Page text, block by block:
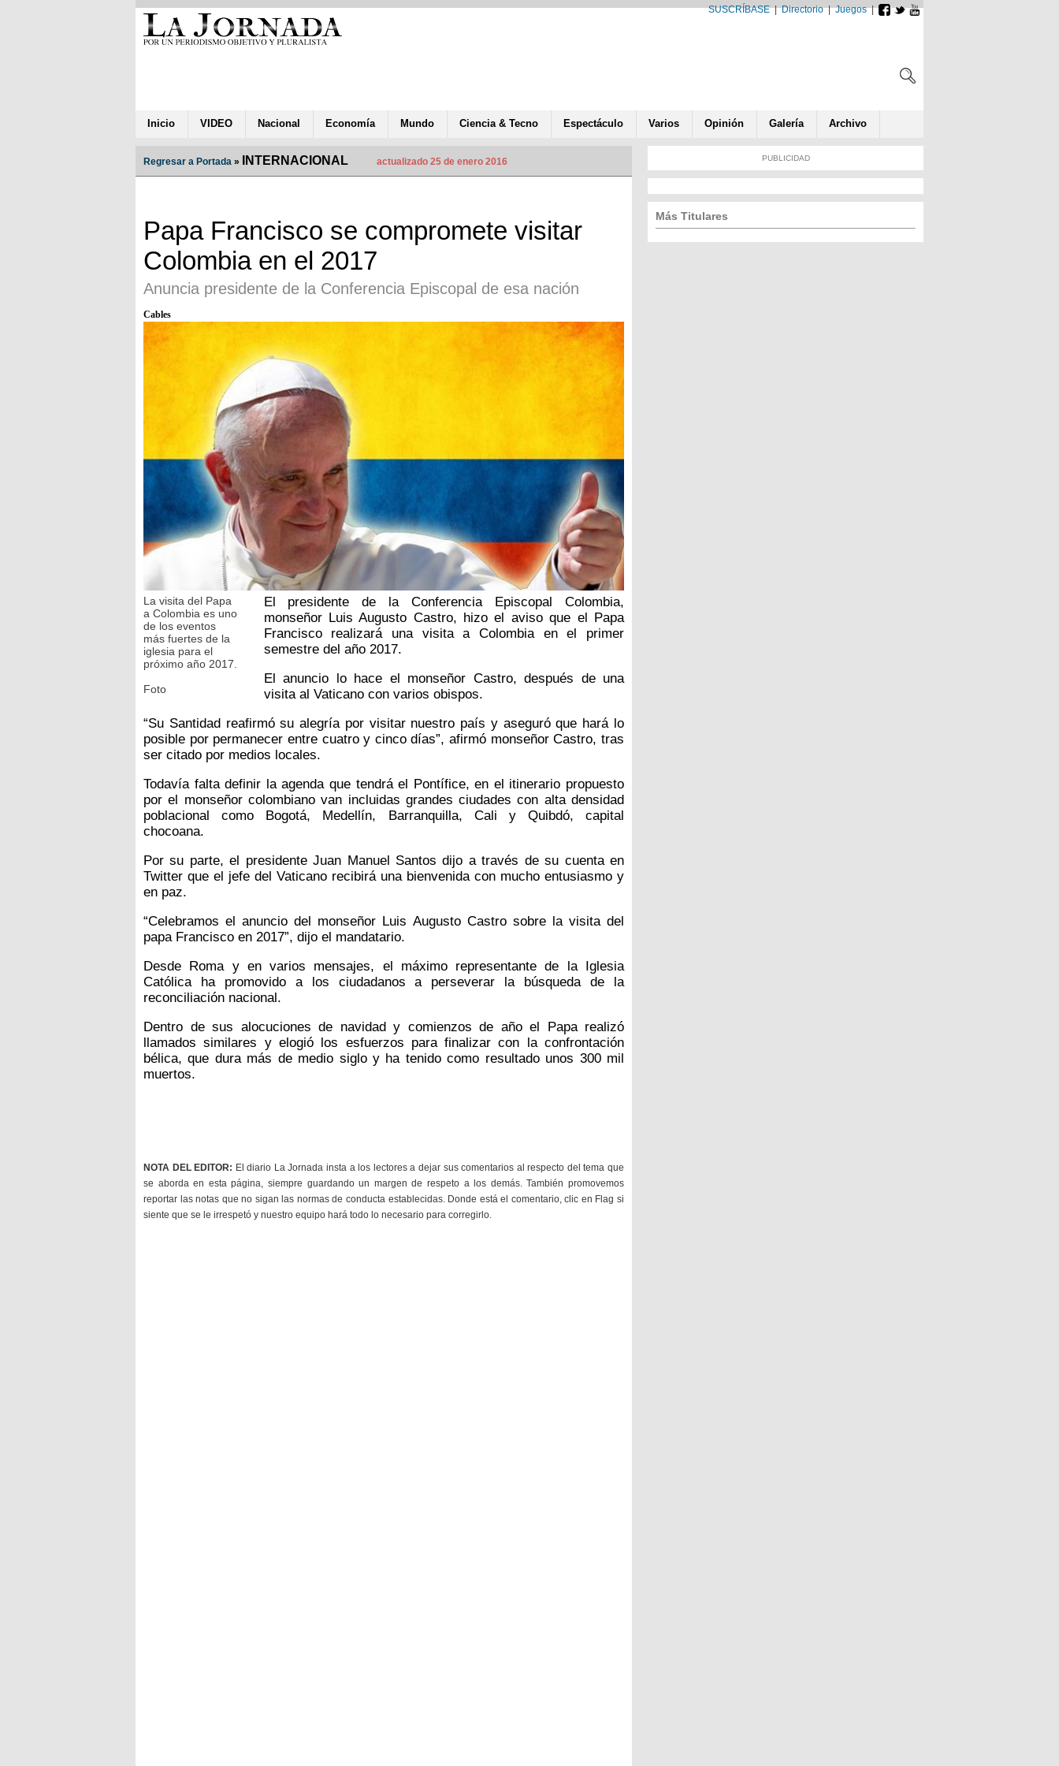
SUSCRÍBASE|Directorio|Juegos|
Inicio VIDEO Nacional Economía Mundo Ciencia & Tecno Espectáculo Varios Opinión Galería Archivo
Regresar a Portada » INTERNACIONAL actualizado 25 de enero 2016
Papa Francisco se compromete visitar
Colombia en el 2017
Anuncia presidente de la Conferencia Episcopal de esa nación
Cables
La visita del Papa
a Colombia es uno
de los eventos
más fuertes de la
iglesia para el
próximo año 2017.
Foto
El presidente de la Conferencia Episcopal Colombia,
monseñor Luis Augusto Castro, hizo el aviso que el Papa
Francisco realizará una visita a Colombia en el primer
semestre del año 2017.
El anuncio lo hace el monseñor Castro, después de una
visita al Vaticano con varios obispos.
“Su Santidad reafirmó su alegría por visitar nuestro país y aseguró que hará lo
posible por permanecer entre cuatro y cinco días”, afirmó monseñor Castro, tras
ser citado por medios locales.
Todavía falta definir la agenda que tendrá el Pontífice, en el itinerario propuesto
por el monseñor colombiano van incluidas grandes ciudades con alta densidad
poblacional como Bogotá, Medellín, Barranquilla, Cali y Quibdó, capital
chocoana.
Por su parte, el presidente Juan Manuel Santos dijo a través de su cuenta en
Twitter que el jefe del Vaticano recibirá una bienvenida con mucho entusiasmo y
en paz.
“Celebramos el anuncio del monseñor Luis Augusto Castro sobre la visita del
papa Francisco en 2017”, dijo el mandatario.
Desde Roma y en varios mensajes, el máximo representante de la Iglesia
Católica ha promovido a los ciudadanos a perseverar la búsqueda de la
reconciliación nacional.
Dentro de sus alocuciones de navidad y comienzos de año el Papa realizó
llamados similares y elogió los esfuerzos para finalizar con la confrontación
bélica, que dura más de medio siglo y ha tenido como resultado unos 300 mil
muertos.
NOTA DEL EDITOR: El diario La Jornada insta a los lectores a dejar sus comentarios al respecto del tema que
se aborda en esta página, siempre guardando un margen de respeto a los demás. También promovemos
reportar las notas que no sigan las normas de conducta establecidas. Donde está el comentario, clic en Flag si
siente que se le irrespetó y nuestro equipo hará todo lo necesario para corregirlo.
PUBLICIDAD
Más Titulares